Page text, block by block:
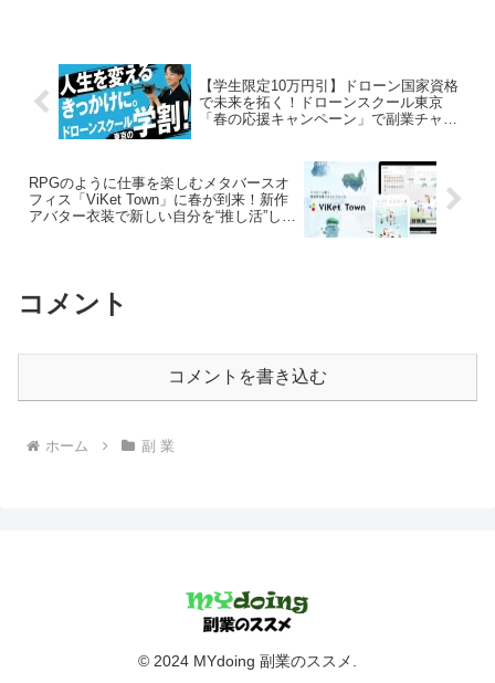
【学生限定10万円引】ドローン国家資格
で未来を拓く！ドローンスクール東京
「春の応援キャンペーン」で副業チャン
RPGのように仕事を楽しむメタバースオ
フィス「ViKet Town」に春が到来！新作
アバター衣装で新しい自分を“推し活”しよ
コメント
コメントを書き込む
ホーム 副 業
© 2024 MYdoing 副業のススメ.